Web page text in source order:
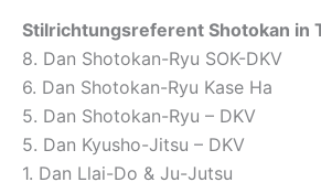
Stilrichtungsreferent Shotokan in
8. Dan Shotokan-Ryu SOK-DKV
6. Dan Shotokan-Ryu Kase Ha
5. Dan Shotokan-Ryu – DKV
5. Dan Kyusho-Jitsu – DKV
1. Dan Llai-Do & Ju-Jutsu